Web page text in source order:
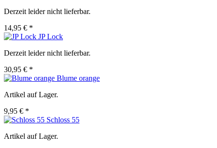
Derzeit leider nicht lieferbar.
14,95 € *
JP Lock
Derzeit leider nicht lieferbar.
30,95 € *
Blume orange
Artikel auf Lager.
9,95 € *
Schloss 55
Artikel auf Lager.